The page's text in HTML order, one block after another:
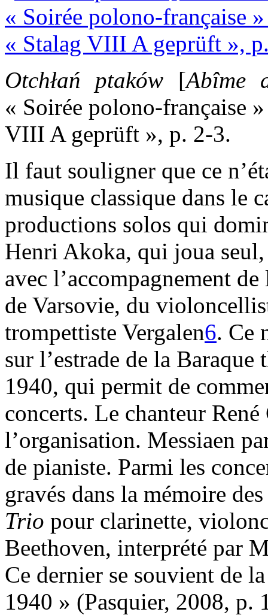
Otchłań ptaków [Abîme
« Soirée polono-française
VIII A geprüft », p. 2-3.
Il faut souligner que ce
musique classique dans le
productions solos qui
Henri Akoka, qui joua
avec l’accompagnement
de Varsovie, du
trompettiste Vergalen6. Ce
sur l’estrade de la
1940, qui permit de
concerts. Le chanteur René
l’organisation. Messiaen
de pianiste. Parmi les
gravés dans la mémoire
Trio pour clarinette,
Beethoven, interprété par
Ce dernier se souvient de
1940 » (Pasquier, 2008, p.